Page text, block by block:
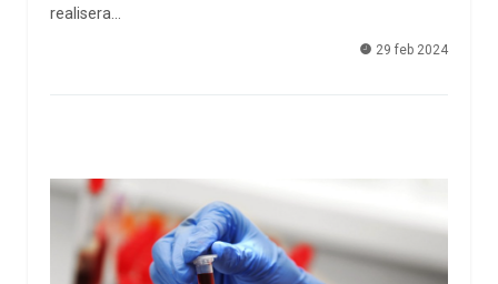
realisera…
29 feb 2024